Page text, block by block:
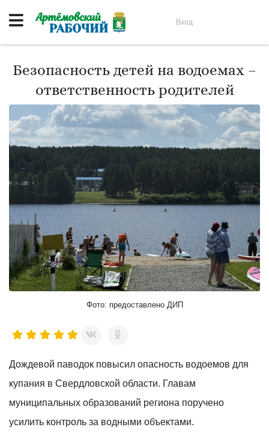
Вход
Безопасность детей на водоемах –
ответственность родителей
Фото: предоставлено ДИП
Дождевой паводок повысил опасность водоемов для
купания в Свердловской области. Главам
муниципальных образований региона поручено
усилить контроль за водными объектами.